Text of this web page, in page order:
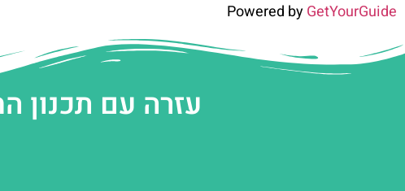
Powered byGetYourGuide
עזרה עם תכנון